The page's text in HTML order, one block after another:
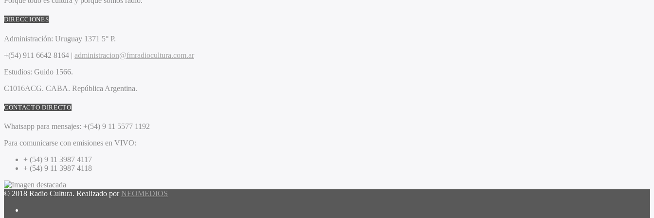
DIRECCIONES
Administración: Uruguay 1371 5° P.
+(54) 911 6642 8164 | administracion@fmradiocultura.com.ar
Estudios: Guido 1566.
C1016ACG. CABA. República Argentina.
CONTACTO DIRECTO
Whatsapp para mensajes: +(54) 9 11 5577 1192
Para comunicarse con emisiones en VIVO:
+ (54) 9 11 3987 4117
+ (54) 9 11 3987 4118
© 2018 Radio Cultura. Realizado por NEOMEDIOS